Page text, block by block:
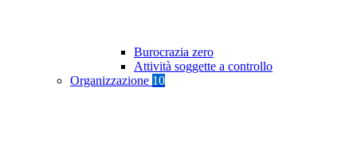
Burocrazia zero
Attività soggette a controllo
Organizzazione 10